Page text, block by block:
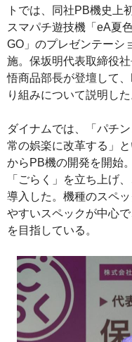
トでは、同社PB機史上
スマパチ遊技機「eA夏
GO」のプレゼンテーシ
施。保坂明代表取締役
悟商品部長が登壇して
り組みについて説明した
ダイナムでは、「パチ
常の娯楽に改革する」
からPB機の開発を開始
「ごらく」を立ち上げ
導入した。機種のスペ
やすいスペックが中心
を目指している。